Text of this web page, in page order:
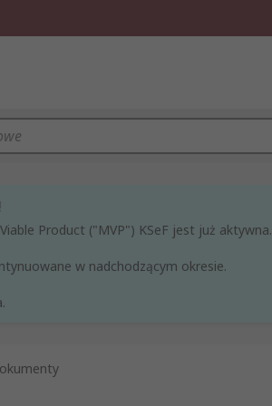
Product ("MVP") KSeF jest już aktywna.
w nadchodzącym okresie.